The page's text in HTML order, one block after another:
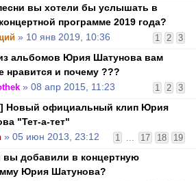
вы хотели бы услышать в
программе 2019 года?
1 2 3
» 10 янв 2019, 10:36
альбомов Юрия Шатунова вам
нравится и почему ???
1 2 3
» 08 апр 2015, 11:23
Новый официальный клип Юрия
"Тет-а-тет"
1 ... 17 18 19
» 05 июн 2013, 23:12
добавили в концертную
Юрия Шатунова?